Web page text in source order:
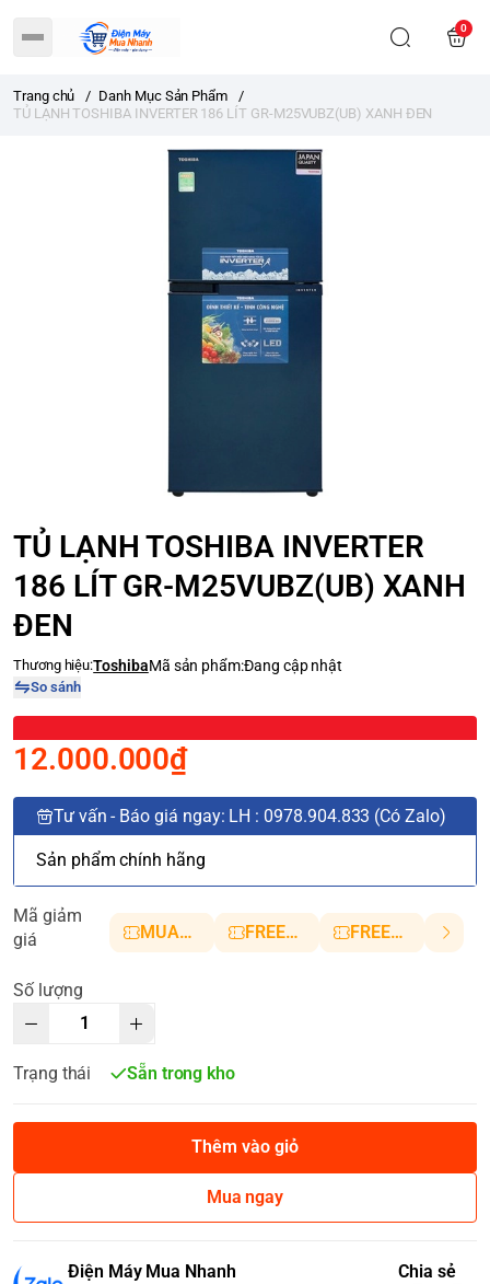
0
Trang chủ / Danh Mục Sản Phẩm
/
TỦ LẠNH TOSHIBA INVERTER 186 LÍT GR-M25VUBZ(UB) XANH ĐEN
TỦ LẠNH TOSHIBA INVERTER
186 LÍT GR-M25VUBZ(UB) XANH
ĐEN
Thương hiệu:ToshibaMã sản phẩm:Đang cập nhật
So sánh
12.000.000₫
Tư vấn - Báo giá ngay: LH : 0978.904.833 (Có Zalo)
Sản phẩm chính hãng
Mã giảm
giá
MUANHANH01 FREESHIP5 FREESHIP10
Số lượng
Trạng thái Sẵn trong kho
Thêm vào giỏ
Mua ngay
Điện Máy Mua Nhanh
Chia sẻ